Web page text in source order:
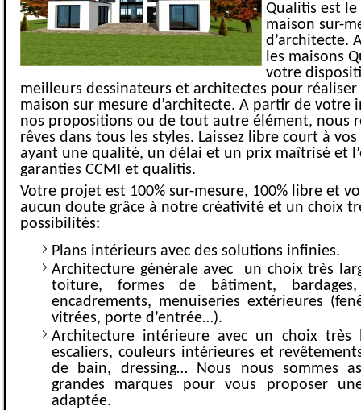
Qualitis est
maison sur-
d’architecte.
les maisons
votre
meilleurs dessinateurs et architectes pour réaliser
maison sur mesure d’architecte. A partir de votre
nos propositions ou de tout autre élément, nous
rêves dans tous les styles. Laissez libre court à
ayant une qualité, un délai et un prix maîtrisé et
garanties CCMI et qualitis.
Votre projet est 100% sur-mesure, 100% libre et
aucun doute grâce à notre créativité et un choix
possibilités:
Plans intérieurs avec des solutions infinies.
Architecture générale avec un choix très
toiture, formes de bâtiment,
encadrements, menuiseries extérieures
vitrées, porte d’entrée…).
Architecture intérieure avec un choix très
escaliers, couleurs intérieures et
de bain, dressing… Nous nous sommes
grandes marques pour vous proposer
adaptée.